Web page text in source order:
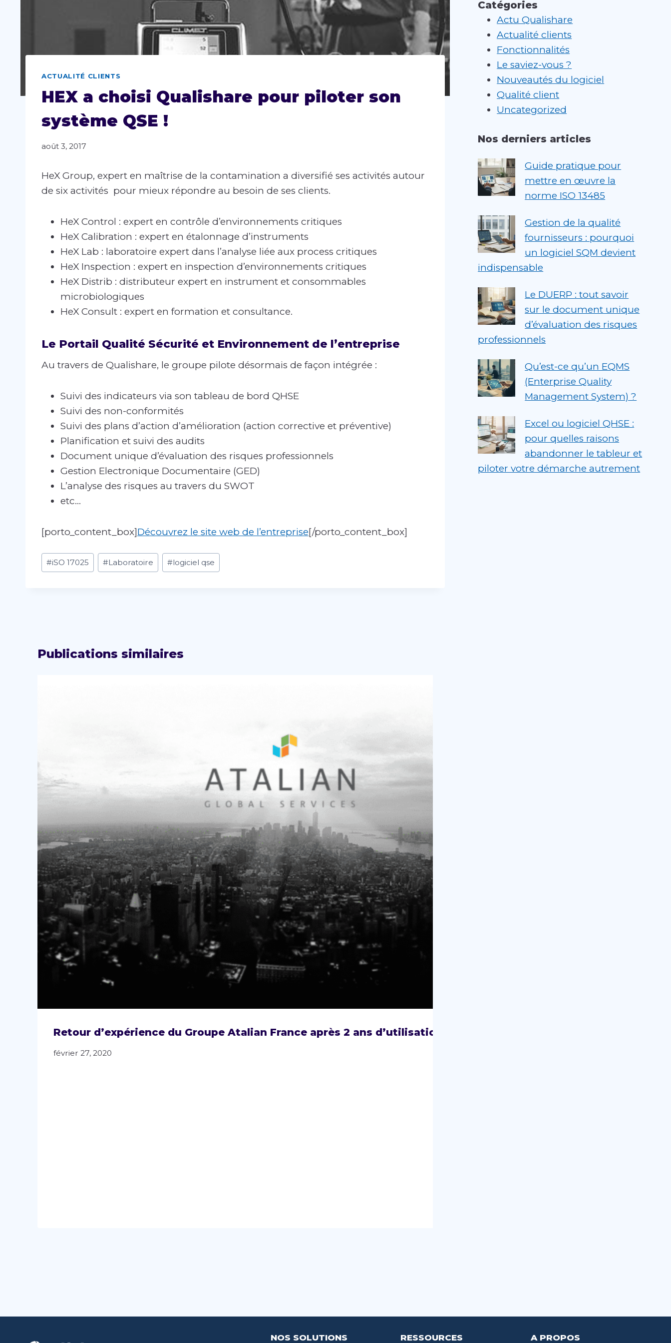
ACTUALITÉ CLIENTS
HEX a choisi Qualishare pour piloter son
système QSE !
août 3, 2017
HeX Group, expert en maîtrise de la contamination a diversifié ses activités autour
de six activités pour mieux répondre au besoin de ses clients.
HeX Control : expert en contrôle d’environnements critiques
HeX Calibration : expert en étalonnage d’instruments
HeX Lab : laboratoire expert dans l’analyse liée aux process critiques
HeX Inspection : expert en inspection d’environnements critiques
HeX Distrib : distributeur expert en instrument et consommables
microbiologiques
HeX Consult : expert en formation et consultance.
Le Portail Qualité Sécurité et Environnement de l’entreprise
Au travers de Qualishare, le groupe pilote désormais de façon intégrée :
Suivi des indicateurs via son tableau de bord QHSE
Suivi des non-conformités
Suivi des plans d’action d’amélioration (action corrective et préventive)
Planification et suivi des audits
Document unique d’évaluation des risques professionnels
Gestion Electronique Documentaire (GED)
L’analyse des risques au travers du SWOT
etc…
[porto_content_box]Découvrez le site web de l’entreprise[/porto_content_box]
Étiquettes
de
#iSO 17025 #Laboratoire #logiciel qse
Publications similaires
Retour d’expérience du Groupe Atalian France après 2 ans d’utilisation de Qualishare
février 27, 2020
Catégories
Actu Qualishare
Actualité clients
Fonctionnalités
Le saviez-vous ?
Nouveautés du logiciel
Qualité client
Uncategorized
Nos derniers articles
Guide pratique pour
mettre en œuvre la
norme ISO 13485
Gestion de la qualité
fournisseurs : pourquoi
un logiciel SQM devient
indispensable
Le DUERP : tout savoir
sur le document unique
d’évaluation des risques
professionnels
Qu’est-ce qu’un EQMS
(Enterprise Quality
Management System) ?
Excel ou logiciel QHSE :
pour quelles raisons
abandonner le tableur et
piloter votre démarche autrement
NOS SOLUTIONS RESSOURCES A PROPOS